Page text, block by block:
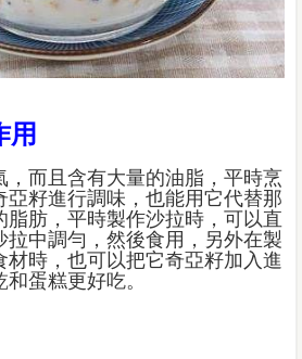
用
，而且含有大量的油脂，平時烹
亞籽進行調味，也能用它代替那
脂肪，平時製作沙拉時，可以直
拉中調勻，然後食用，另外在製
材時，也可以把它奇亞籽加入進
蛋糕更好吃。